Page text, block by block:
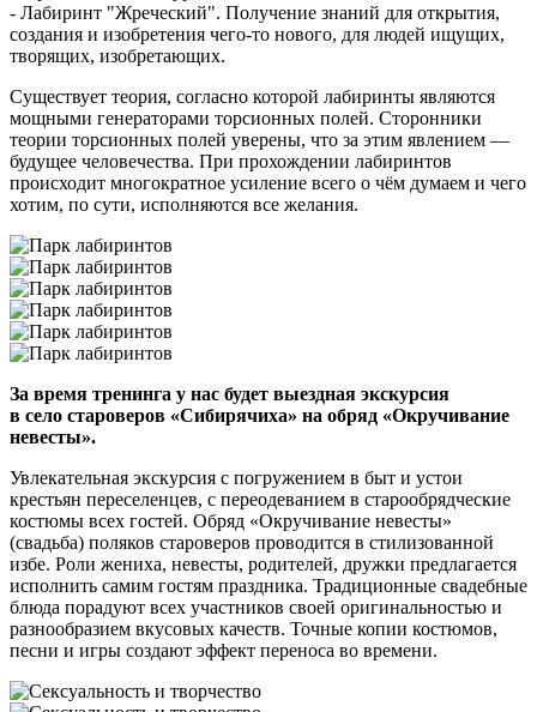
- Лабиринт "Жреческий". Получение знаний для открытия,
создания и изобретения чего-то нового, для людей ищущих,
творящих, изобретающих.
Существует теория, согласно которой лабиринты являются
мощными генераторами торсионных полей. Сторонники
теории торсионных полей уверены, что за этим явлением —
будущее человечества. При прохождении лабиринтов
происходит многократное усиление всего о чём думаем и чего
хотим, по сути, исполняются все желания.
За время тренинга у нас будет выездная экскурсия
в село староверов «Сибирячиха» на обряд «Окручивание
невесты».
Увлекательная экскурсия с погружением в быт и устои
крестьян переселенцев, с переодеванием в старообрядческие
костюмы всех гостей. Обряд «Окручивание невесты»
(свадьба) поляков староверов проводится в стилизованной
избе. Роли жениха, невесты, родителей, дружки предлагается
исполнить самим гостям праздника. Традиционные свадебные
блюда порадуют всех участников своей оригинальностью и
разнообразием вкусовых качеств. Точные копии костюмов,
песни и игры создают эффект переноса во времени.